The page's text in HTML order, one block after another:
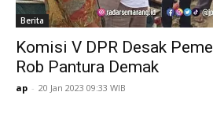
Berita
Komisi V DPR Desak
Rob Pantura Demak
ap - 20 Jan 2023 09:33 WIB